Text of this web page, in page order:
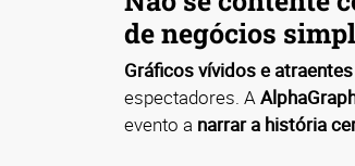
de negócios
Gráficos vívidos e atraentes
espectadores. A
evento a narrar a história